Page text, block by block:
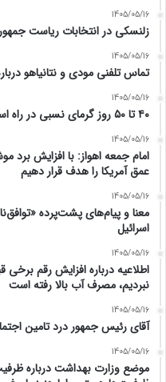
1405/05/16
زلنسکی در انتخابات ریاست
1405/05/16
تماس تلفنی مودی و نتانیاهو
1405/05/16
۴۰ تا ۵۰ روز گرمای نسبی در راه است؛ تهران تا ۳۸ درجه گرم می‌شود
1405/05/16
عمق آمریکا را هدف قرار دهیم
1405/05/16
معنا و پیام‌های پشت‌پرده
اسرائیل
1405/05/16
اطلاعیه درباره افزایش رقم
نبردیم، مصرف آب بالا رفته است
1405/05/16
آقای رئیس جمهور درد تامین
1405/05/16